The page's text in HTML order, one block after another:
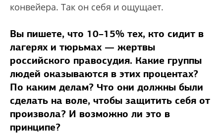
конвейера. Так он себя и ощущает.
Вы пишете, что 10–15% тех, кто сидит в
лагерях и тюрьмах — жертвы
российского правосудия. Какие группы
людей оказываются в этих процентах?
По каким делам? Что они должны были
сделать на воле, чтобы защитить себя от
произвола? И возможно ли это в
принципе?